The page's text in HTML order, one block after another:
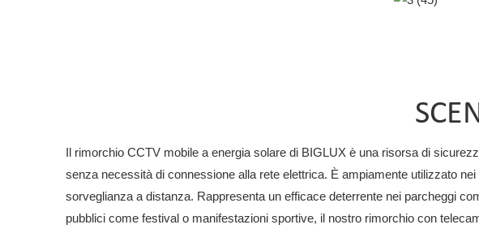
Il rimorchio CCTV mobile a energia solare di BIGLUX è una risorsa di
senza necessità di connessione alla rete elettrica. È ampiamente utilizzato
sorveglianza a distanza. Rappresenta un efficace deterrente nei parcheggi
pubblici come festival o manifestazioni sportive, il nostro rimorchio con